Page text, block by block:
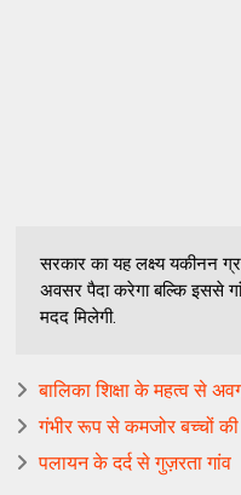
सरकार का यह लक्ष्य यकीनन
अवसर पैदा करेगा बल्कि इससे
मदद मिलेगी.
बालिका शिक्षा के महत्व से
गंभीर रूप से कमजोर बच्चों
पलायन के दर्द से गुज़रता गांव